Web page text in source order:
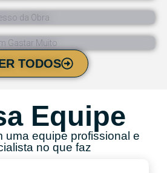
Sucesso da Obra
sem Gastar Muito
TODOS
Equipe
uma equipe profissional e
no que faz